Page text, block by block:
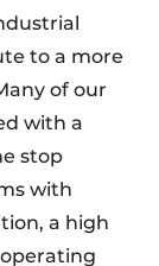
to a more
of our
with a
stop
with
a high